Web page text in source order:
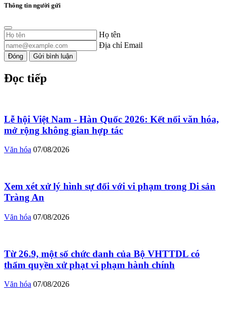
Thông tin người gửi
Họ tên
Địa chỉ Email
Đóng Gửi bình luận
Đọc tiếp
Lễ hội Việt Nam - Hàn Quốc 2026: Kết nối văn hóa,
mở rộng không gian hợp tác
Văn hóa 07/08/2026
Xem xét xử lý hình sự đối với vi phạm trong Di sản
Tràng An
Văn hóa 07/08/2026
Từ 26.9, một số chức danh của Bộ VHTTDL có
thẩm quyền xử phạt vi phạm hành chính
Văn hóa 07/08/2026